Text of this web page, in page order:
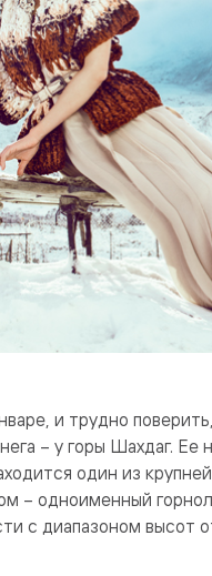
и трудно
– у горы Шахдаг.
один из
– одноименный
с диапазоном высот